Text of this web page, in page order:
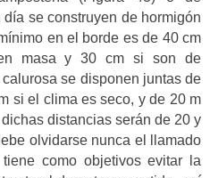
se construyen de hormigón
en el borde es de 40 cm
masa y 30 cm si son de
se disponen juntas de
si el clima es seco, y de 20 m
distancias serán de 20 y
olvidarse nunca el llamado
como objetivos evitar la